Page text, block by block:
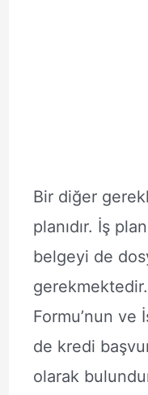
Bir diğer
planıdır. İş
belgeyi de
Formu’nun ve
de kredi
olarak